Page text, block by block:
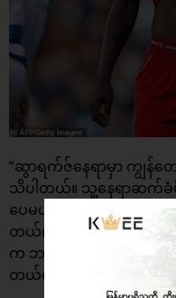
“ဆွာရက်ဇ်နေရာမှာ ကျွန်
သိပါတယ်။ သူ့နေရာဆက်ခံ
ပေမယ့် လီဗာပူးကို စရော
တယ်။ ပျော်လည်းပျော်ခဲ့တ
က ဘာလိုတယ်လီကို ခေါ်ယူ
တယ်လေ။ နည်းပြရဲ့လုပ်ရ